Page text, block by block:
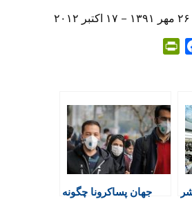
t
F
r
i
e
جهان پساکرونا چگونه